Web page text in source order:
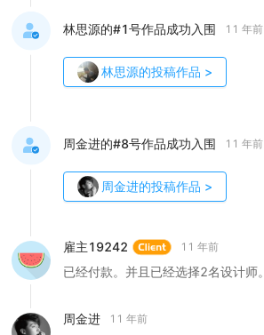
林思源的#1号作品成功入围 11 年前
林思源的投稿作品 >
周金进的#8号作品成功入围 11 年前
周金进的投稿作品 >
雇主19242 11 年前
已经付款。并且已经选择2名设计师。
周金进 11 年前